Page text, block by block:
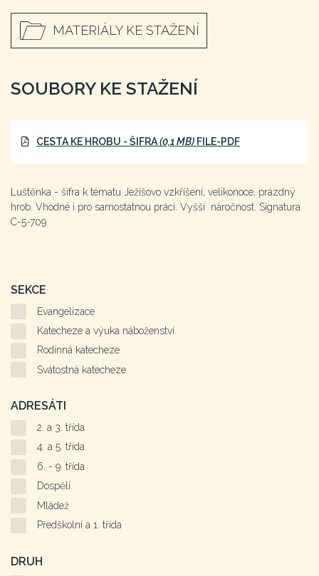
MATERIÁLY KE STAŽENÍ
SOUBORY KE STAŽENÍ
CESTA KE HROBU - ŠIFRA(0,1 MB) FILE-PDF
Luštěnka - šifra k tématu Ježíšovo vzkříšení, velikonoce, prázdný
hrob. Vhodné i pro samostatnou práci. Vyšší náročnost. Signatura
C-5-709.
SEKCE
Evangelizace
Katecheze a výuka náboženství
Rodinná katecheze
Svátostná katecheze
ADRESÁTI
2. a 3. třída
4. a 5. třída
6. - 9. třída
Dospělí
Mládež
Předškolní a 1. třída
DRUH